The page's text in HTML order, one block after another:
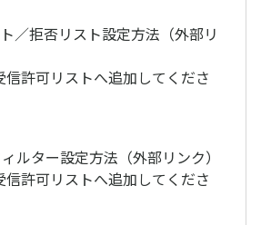
／拒否リスト設定方法（外部リ
許可リストへ追加してくださ
ルター設定方法（外部リンク）
許可リストへ追加してくださ